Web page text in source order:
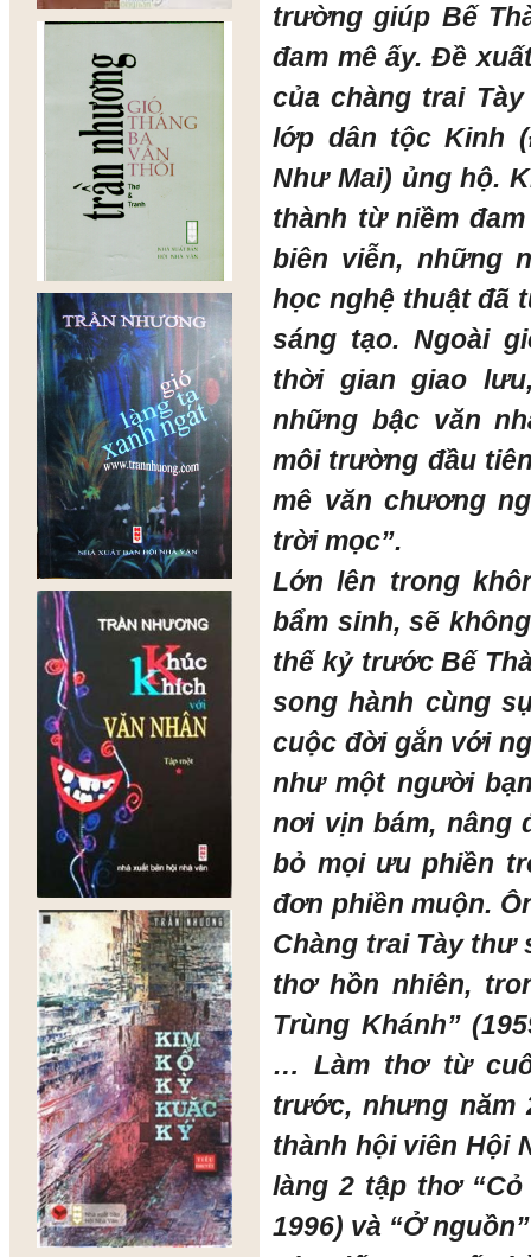
trường giúp Bế
đam mê ấy. Đề
của chàng trai
lớp dân tộc Kinh
Như Mai) ủng hộ.
thành từ niềm
biên viễn, những
học nghệ thuật đã
sáng tạo. Ngoài
thời gian giao
những bậc văn
môi trường đầu
mê văn chương
trời mọc”.
Lớn lên trong
bẩm sinh, sẽ
thế kỷ trước Bế
song hành cùng
cuộc đời gắn với
như một người
nơi vịn bám, nâng
bỏ mọi ưu phiền
đơn phiền muộn.
Chàng trai Tày thư
thơ hồn nhiên,
Trùng Khánh”
… Làm thơ từ
trước, nhưng năm
thành hội viên Hội
làng 2 tập thơ “Cỏ
1996) và “Ở